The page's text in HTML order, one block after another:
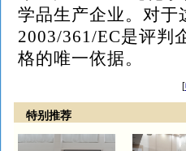
学品生产企业。对于
2003/361/EC是评判
格的唯一依据。
[
特别推荐